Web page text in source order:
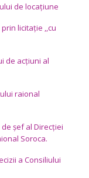
de locațiune
licitație ,,cu
de acțiuni al
raional
șef al Direcției
Soroca.
a Consiliului